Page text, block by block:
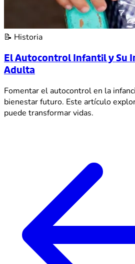
📝 Historia
El Autocontrol Infantil y Su
Adulta
Fomentar el autocontrol en la
bienestar futuro. Este artículo
puede transformar vidas.